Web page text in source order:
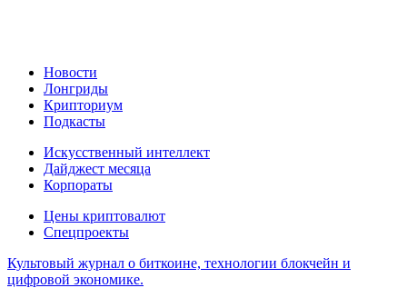
Новости
Лонгриды
Крипториум
Подкасты
Искусственный интеллект
Дайджест месяца
Корпораты
Цены криптовалют
Спецпроекты
Культовый журнал о биткоине, технологии блокчейн и
цифровой экономике.